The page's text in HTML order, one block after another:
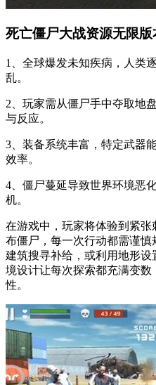
死亡僵尸大战资源无限版
1、全球爆发未知疾病，人类
乱。
2、玩家需从僵尸手中夺取地
与反应。
3、装备系统丰富，特定武器
效率。
4、僵尸蔓延导致世界环境恶
机。
在游戏中，玩家将体验到紧
布僵尸，每一次行动都需谨
建筑搜寻补给，或利用地形
境设计让每次探索都充满变
性。